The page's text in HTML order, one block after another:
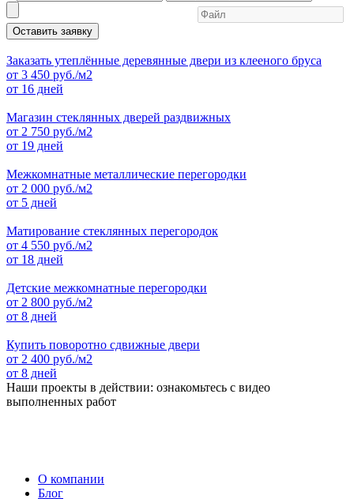
Оставить заявку
Заказать утеплённые деревянные двери из клееного бруса
от 3 450 руб./м2
от 16 дней
Магазин стеклянных дверей раздвижных
от 2 750 руб./м2
от 19 дней
Межкомнатные металлические перегородки
от 2 000 руб./м2
от 5 дней
Матирование стеклянных перегородок
от 4 550 руб./м2
от 18 дней
Детские межкомнатные перегородки
от 2 800 руб./м2
от 8 дней
Купить поворотно сдвижные двери
от 2 400 руб./м2
от 8 дней
Наши проекты в действии: ознакомьтесь с видео
выполненных работ
О компании
Блог